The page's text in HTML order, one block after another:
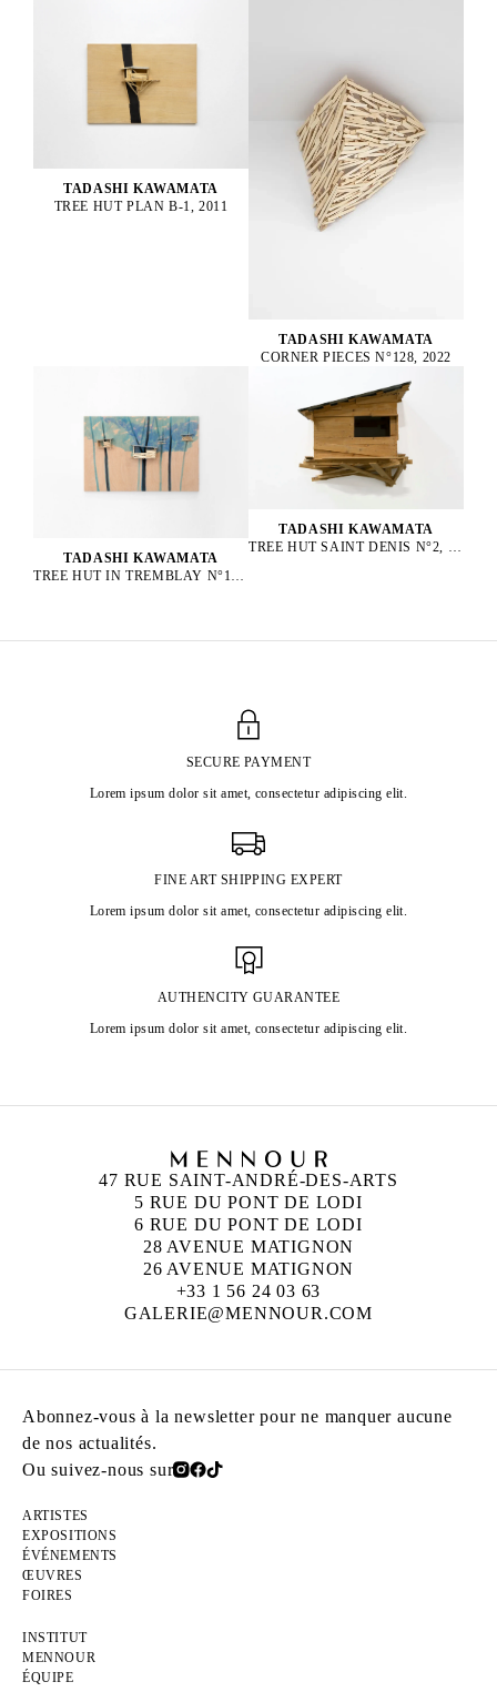
TADASHI KAWAMATA
TREE HUT PLAN B-1, 2011
TADASHI KAWAMATA
CORNER PIECES N°128, 2022
TADASHI KAWAMATA
TREE HUT IN TREMBLAY N°152, 2023
TADASHI KAWAMATA
TREE HUT SAINT DENIS N°2, 2016
SECURE PAYMENT
Lorem ipsum dolor sit amet, consectetur adipiscing elit.
FINE ART SHIPPING EXPERT
Lorem ipsum dolor sit amet, consectetur adipiscing elit.
AUTHENCITY GUARANTEE
Lorem ipsum dolor sit amet, consectetur adipiscing elit.
47 RUE SAINT-ANDRÉ-DES-ARTS
5 RUE DU PONT DE LODI
6 RUE DU PONT DE LODI
28 AVENUE MATIGNON
26 AVENUE MATIGNON
+33 1 56 24 03 63
GALERIE@MENNOUR.COM
Abonnez-vous à la newsletter pour ne manquer aucune
de nos actualités.
Ou suivez-nous sur
ARTISTES
EXPOSITIONS
ÉVÉNEMENTS
ŒUVRES
FOIRES
INSTITUT
MENNOUR
ÉQUIPE